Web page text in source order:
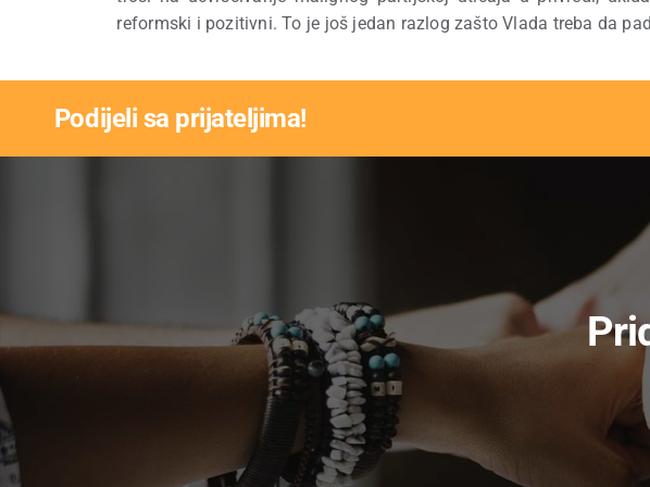
reformski i pozitivni. To je još jedan razlog zašto Vlada treba da
Podijeli sa prijateljima!